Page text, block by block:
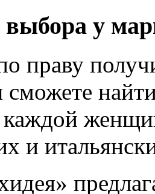
выбора у
праву
сможете
и